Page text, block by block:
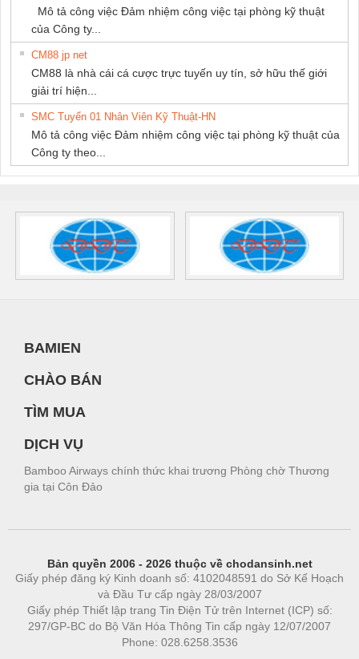
Mô tả công việc Đảm nhiệm công việc tại phòng kỹ thuật
của Công ty...
CM88 jp net
CM88 là nhà cái cá cược trực tuyến uy tín, sở hữu thế giới
giải trí hiện...
SMC Tuyển 01 Nhân Viên Kỹ Thuật-HN
Mô tả công việc Đảm nhiệm công việc tại phòng kỹ thuật của
Công ty theo...
BAMIEN
CHÀO BÁN
TÌM MUA
DỊCH VỤ
Bamboo Airways chính thức khai trương Phòng chờ Thương
gia tại Côn Đảo
Bản quyền 2006 - 2026 thuộc về chodansinh.net
Giấy phép đăng ký Kinh doanh số: 4102048591 do Sở Kế Hoạch
và Đầu Tư cấp ngày 28/03/2007
Giấy phép Thiết lập trang Tin Điện Tử trên Internet (ICP) số:
297/GP-BC do Bộ Văn Hóa Thông Tin cấp ngày 12/07/2007
Phone: 028.6258.3536